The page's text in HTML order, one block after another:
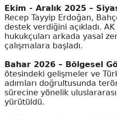
Ekim - Aralık 2025 –
Recep Tayyip Erdoğan,
destek verdiğini açıkladı.
hukukçuları arkada yasal
çalışmalara başladı.
Bahar 2026 – Bölgesel
ötesindeki gelişmeler ve
adımları doğrultusunda
sürecine yönelik
yürütüldü.